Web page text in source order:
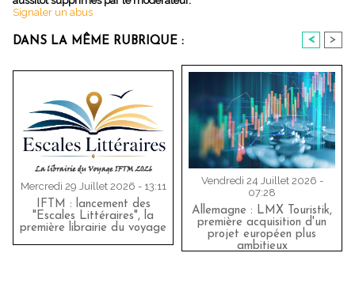
Signaler un abus
DANS LA MÊME RUBRIQUE : < >
Mercredi 29 Juillet 2026 - 13:11
IFTM : lancement des
"Escales Littéraires", la
première librairie du voyage
Vendredi 24 Juillet 2026 -
07:28
Allemagne : LMX Touristik,
première acquisition d'un
projet européen plus
ambitieux